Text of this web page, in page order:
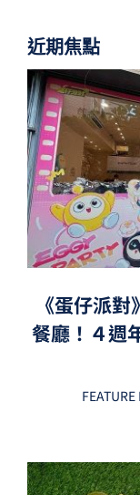
近期焦點
《蛋仔派
餐廳！４週
FEATURE